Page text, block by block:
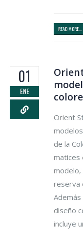
READ MORE...
01
ENE
Orient
de la
matices
modelo,
reserva
diseño
incluye